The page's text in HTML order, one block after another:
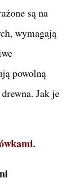
są na
wymagają
powolną
Jak je